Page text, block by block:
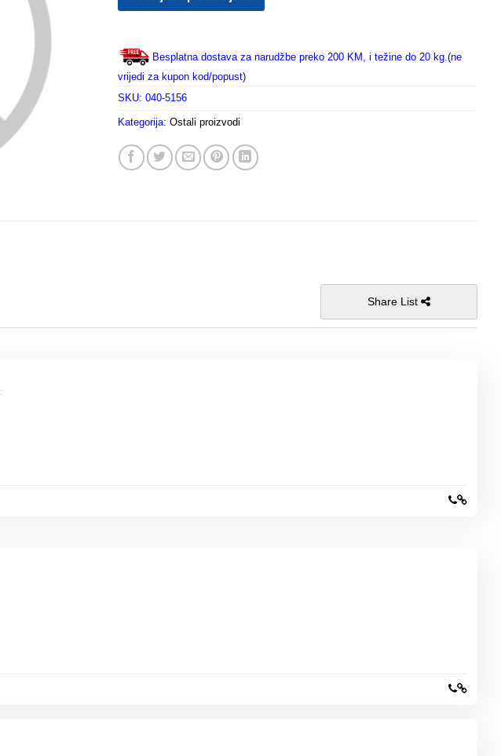
Besplatna dostava za narudžbe preko 200 KM, i težine do 20 kg.(ne
vrijedi za kupon kod/popust)
SKU: 040-5156
Kategorija: Ostali proizvodi
Share List